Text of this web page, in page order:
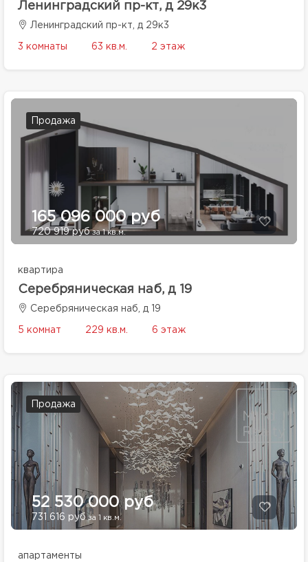
Ленинградский пр-кт, д 29к3
Ленинградский пр-кт, д 29к3
3 комнаты 63 кв.м. 2 этаж
Продажа
165 096 000 руб
720 919 рубза 1 кв.м.
квартира
Серебряническая наб, д 19
Серебряническая наб, д 19
5 комнат 229 кв.м. 6 этаж
Продажа
52 530 000 руб
731 616 рубза 1 кв.м.
апартаменты